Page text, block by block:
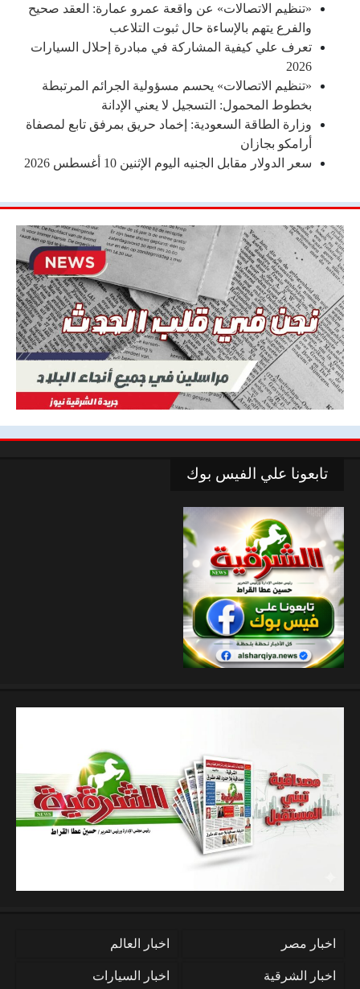
«تنظيم الاتصالات» عن واقعة عمرو عمارة: العقد صحيح
والفرع يتهم بالإساءة حال ثبوت التلاعب
تعرف علي كيفية المشاركة في مبادرة إحلال السيارات
2026
«تنظيم الاتصالات» يحسم مسؤولية الجرائم المرتبطة
بخطوط المحمول: التسجيل لا يعني الإدانة
وزارة الطاقة السعودية: إخماد حريق بمرفق تابع لمصفاة
أرامكو بجازان
سعر الدولار مقابل الجنيه اليوم الإثنين 10 أغسطس 2026
تابعونا علي الفيس بوك
اخبار مصر اخبار العالم
اخبار الشرقية اخبار السيارات